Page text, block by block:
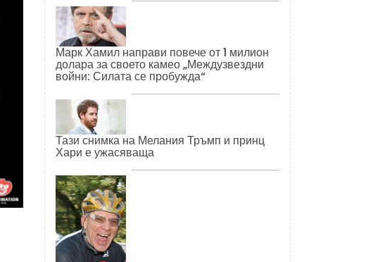
Марк Хамил направи повече от 1 милион
долара за своето камео „Междузвездни
войни: Силата се пробужда“
Тази снимка на Мелания Тръмп и принц
Хари е ужасяваща